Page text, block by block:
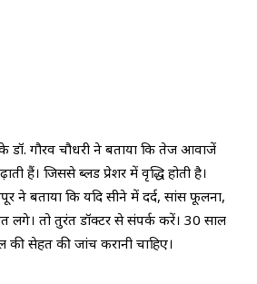
के डॉ. गौरव चौधरी ने बताया कि तेज आवाजें
हैं। जिससे ब्लड प्रेशर में वृद्धि होती है।
ने बताया कि यदि सीने में दर्द, सांस फूलना,
लगे। तो तुरंत डॉक्टर से संपर्क करें। 30 साल
की सेहत की जांच करानी चाहिए।